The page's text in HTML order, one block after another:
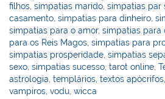
filhos,simpatias marido,simpatias par
casamento,simpatias para dinheiro,
simpatias para o amor,simpatias para
para os Reis Magos,simpatias para
simpatias prosperidade,simpatias
sexo,simpatias sucesso,tarot online,
astrologia,templários,textos apócrifos,
vampiros,vodu,wicca